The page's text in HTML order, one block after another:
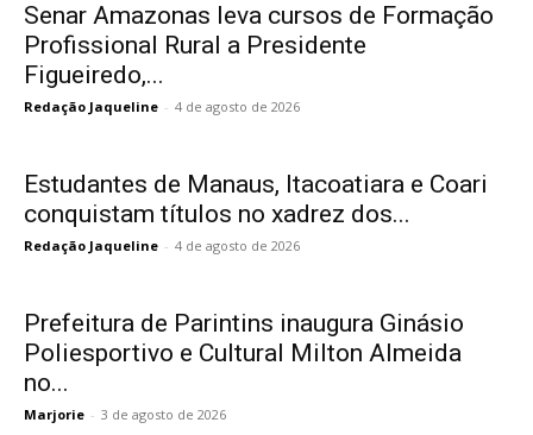
Senar Amazonas leva cursos de Formação
Profissional Rural a Presidente
Figueiredo,...
Redação Jaqueline - 4 de agosto de 2026
Estudantes de Manaus, Itacoatiara e Coari
conquistam títulos no xadrez dos...
Redação Jaqueline - 4 de agosto de 2026
Prefeitura de Parintins inaugura Ginásio
Poliesportivo e Cultural Milton Almeida
no...
Marjorie - 3 de agosto de 2026